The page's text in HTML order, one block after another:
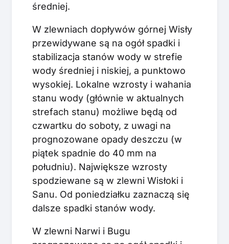
średniej.
W zlewniach dopływów górnej Wisły
przewidywane są na ogół spadki i
stabilizacja stanów wody w strefie
wody średniej i niskiej, a punktowo
wysokiej. Lokalne wzrosty i wahania
stanu wody (głównie w aktualnych
strefach stanu) możliwe będą od
czwartku do soboty, z uwagi na
prognozowane opady deszczu (w
piątek spadnie do 40 mm na
południu). Największe wzrosty
spodziewane są w zlewni Wisłoki i
Sanu. Od poniedziałku zaznaczą się
dalsze spadki stanów wody.
W zlewni Narwi i Bugu